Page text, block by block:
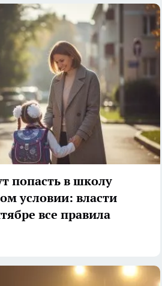
попасть в школу
условии: власти
все правила